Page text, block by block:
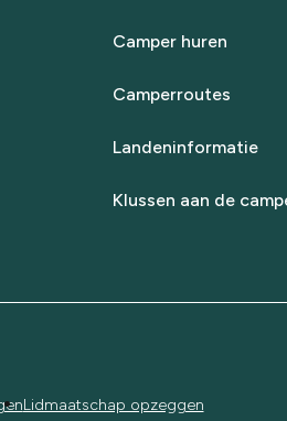
Camper huren
Camperroutes
Landeninformatie
Klussen aan de
Lidmaatschap opzeggen